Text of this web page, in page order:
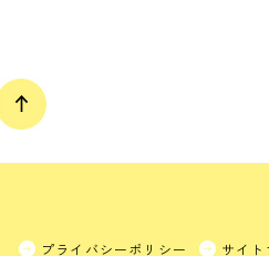
プライバシーポリシー サイ